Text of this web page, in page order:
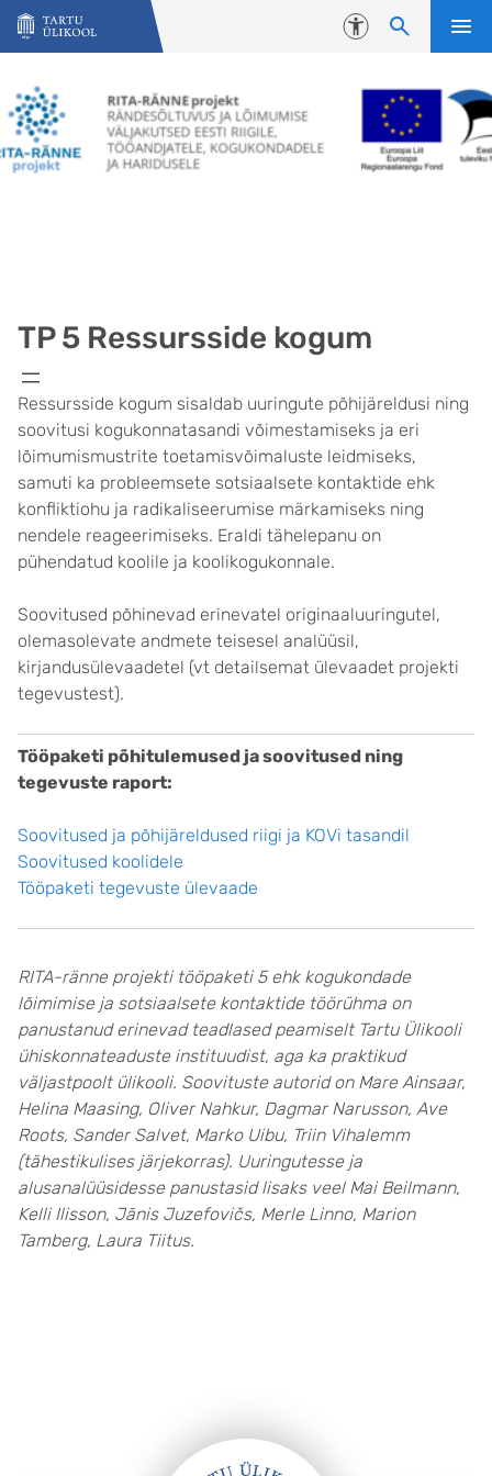
Liigu edasi põhisisu juurde
Juurdepääsetavus
TP 5 Ressursside kogum
Ressursside kogum sisaldab uuringute põhijäreldusi ning
soovitusi kogukonnatasandi võimestamiseks ja eri
lõimumismustrite toetamisvõimaluste leidmiseks,
samuti ka probleemsete sotsiaalsete kontaktide ehk
konfliktiohu ja radikaliseerumise märkamiseks ning
nendele reageerimiseks. Eraldi tähelepanu on
pühendatud koolile ja koolikogukonnale.
Soovitused põhinevad erinevatel originaaluuringutel,
olemasolevate andmete teisesel analüüsil,
kirjandusülevaadetel (vt detailsemat ülevaadet projekti
tegevustest).
Tööpaketi põhitulemused ja soovitused ning
tegevuste raport:
Soovitused ja põhijäreldused riigi ja KOVi tasandil
Soovitused koolidele
Tööpaketi tegevuste ülevaade
RITA-ränne projekti tööpaketi 5 ehk kogukondade
lõimimise ja sotsiaalsete kontaktide töörühma on
panustanud erinevad teadlased peamiselt Tartu Ülikooli
ühiskonnateaduste instituudist, aga ka praktikud
väljastpoolt ülikooli. Soovituste autorid on Mare Ainsaar,
Helina Maasing, Oliver Nahkur, Dagmar Narusson, Ave
Roots, Sander Salvet, Marko Uibu, Triin Vihalemm
(tähestikulises järjekorras). Uuringutesse ja
alusanalüüsidesse panustasid lisaks veel Mai Beilmann,
Kelli Ilisson, Jānis Juzefovičs, Merle Linno, Marion
Tamberg, Laura Tiitus.